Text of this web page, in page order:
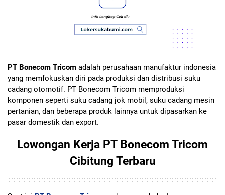
PT Bonecom Tricom adalah perusahaan manufaktur indonesia
yang memfokuskan diri pada produksi dan distribusi suku
cadang otomotif. PT Bonecom Tricom memproduksi
komponen seperti suku cadang jok mobil, suku cadang mesin
pertanian, dan beberapa produk lainnya untuk dipasarkan ke
pasar domestik dan export.
Lowongan Kerja PT Bonecom Tricom
Cibitung Terbaru